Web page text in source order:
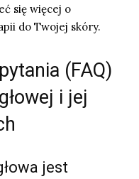
się więcej o
do Twojej skóry.
(FAQ)
i jej
jest